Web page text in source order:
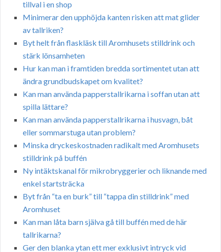
tillval i en shop
Minimerar den upphöjda kanten risken att mat glider
av tallriken?
Byt helt från flaskläsk till Aromhusets stilldrink och
stärk lönsamheten
Hur kan man i framtiden bredda sortimentet utan att
ändra grundbudskapet om kvalitet?
Kan man använda papperstallrikarna i soffan utan att
spilla lättare?
Kan man använda papperstallrikarna i husvagn, båt
eller sommarstuga utan problem?
Minska dryckeskostnaden radikalt med Aromhusets
stilldrink på buffén
Ny intäktskanal för mikrobryggerier och liknande med
enkel startsträcka
Byt från “ta en burk” till “tappa din stilldrink” med
Aromhuset
Kan man låta barn själva gå till buffén med de här
tallrikarna?
Ger den blanka ytan ett mer exklusivt intryck vid